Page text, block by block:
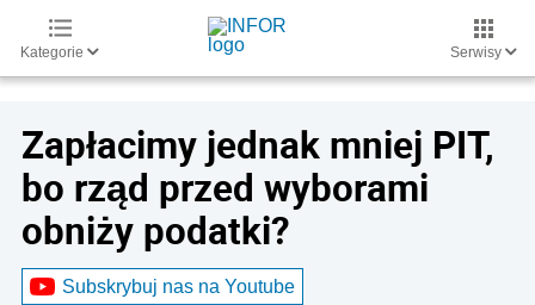
Kategorie Serwisy
Zapłacimy jednak mniej PIT,
bo rząd przed wyborami
obniży podatki?
Subskrybuj nas na Youtube